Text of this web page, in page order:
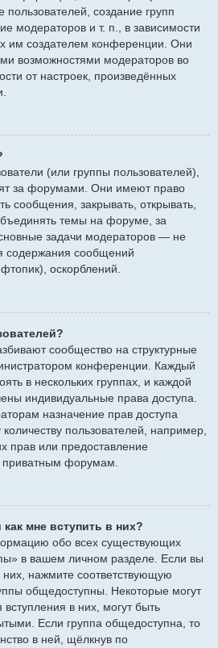
пользователей, создание групп
модераторов и т. п., в зависимости
им создателем конференции. Они
возможностями модераторов во
от настроек, произведённых
(или группы пользователей),
за форумами. Они имеют право
сообщения, закрывать, открывать,
темы на форуме, за
задачи модераторов — не
содержания сообщений
оскорблений.
сообщество на структурные
конференции. Каждый
в нескольких группах, и каждой
индивидуальные права доступа.
назначение прав доступа
пользователей, например,
прав или предоставление
приватным форумам.
мне вступить в них?
обо всех существующих
в вашем личном разделе. Если вы
них, нажмите соответствующую
общедоступны. Некоторые могут
в них, могут быть
Если группа общедоступна, то
в ней, щёлкнув по